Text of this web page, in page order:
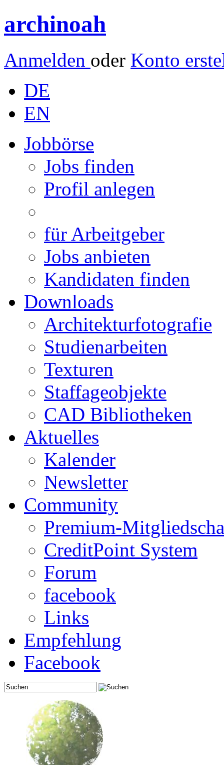
archinoah
Anmelden oder Konto
DE
EN
Jobbörse
Jobs finden
Profil anlegen
für Arbeitgeber
Jobs anbieten
Kandidaten finden
Downloads
Architekturfotografie
Studienarbeiten
Texturen
Staffageobjekte
CAD Bibliotheken
Aktuelles
Kalender
Newsletter
Community
Premium-
CreditPoint System
Forum
facebook
Links
Empfehlung
Facebook